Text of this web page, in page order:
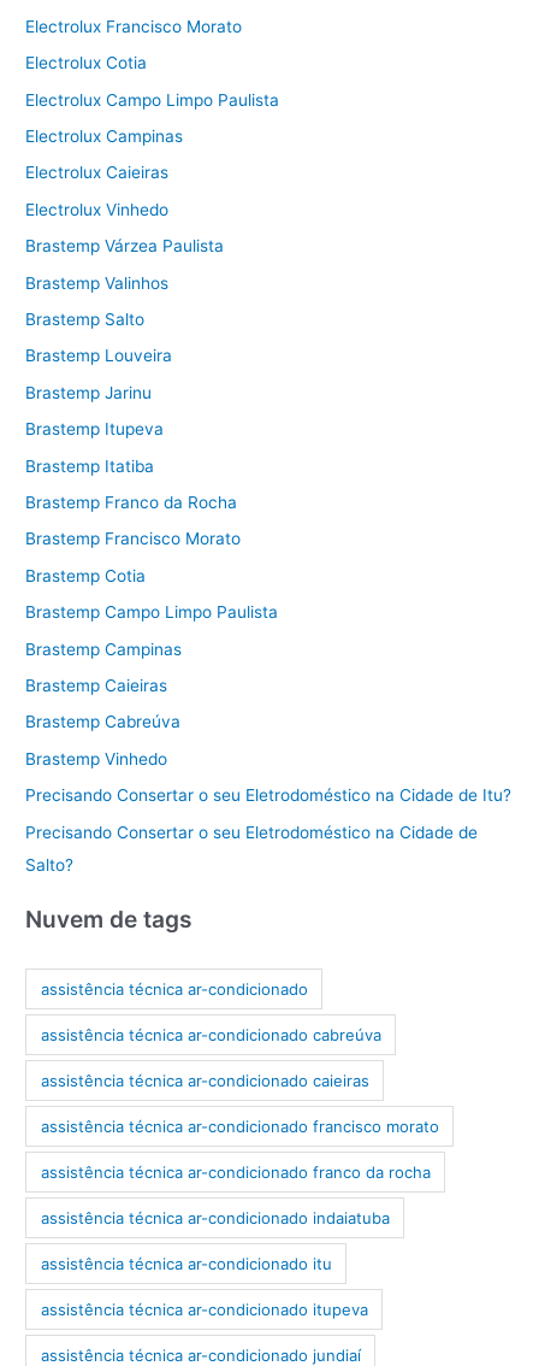
Electrolux Francisco Morato
Electrolux Cotia
Electrolux Campo Limpo Paulista
Electrolux Campinas
Electrolux Caieiras
Electrolux Vinhedo
Brastemp Várzea Paulista
Brastemp Valinhos
Brastemp Salto
Brastemp Louveira
Brastemp Jarinu
Brastemp Itupeva
Brastemp Itatiba
Brastemp Franco da Rocha
Brastemp Francisco Morato
Brastemp Cotia
Brastemp Campo Limpo Paulista
Brastemp Campinas
Brastemp Caieiras
Brastemp Cabreúva
Brastemp Vinhedo
Precisando Consertar o seu Eletrodoméstico na Cidade de Itu?
Precisando Consertar o seu Eletrodoméstico na Cidade de
Salto?
Nuvem de tags
assistência técnica ar-condicionado
assistência técnica ar-condicionado cabreúva
assistência técnica ar-condicionado caieiras
assistência técnica ar-condicionado francisco morato
assistência técnica ar-condicionado franco da rocha
assistência técnica ar-condicionado indaiatuba
assistência técnica ar-condicionado itu
assistência técnica ar-condicionado itupeva
assistência técnica ar-condicionado jundiaí